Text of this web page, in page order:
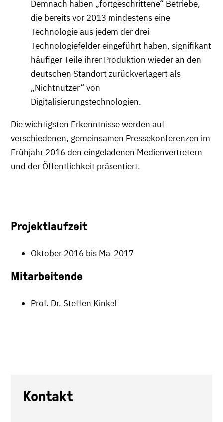
Demnach haben „fortgeschrittene“ Betriebe,
die bereits vor 2013 mindestens eine
Technologie aus jedem der drei
Technologiefelder eingeführt haben, signifikant
häufiger Teile ihrer Produktion wieder an den
deutschen Standort zurückverlagert als
„Nichtnutzer“ von
Digitalisierungstechnologien.
Die wichtigsten Erkenntnisse werden auf
verschiedenen, gemeinsamen Pressekonferenzen im
Frühjahr 2016 den eingeladenen Medienvertretern
und der Öffentlichkeit präsentiert.
Projektlaufzeit
Oktober 2016 bis Mai 2017
Mitarbeitende
Prof. Dr. Steffen Kinkel
Kontakt